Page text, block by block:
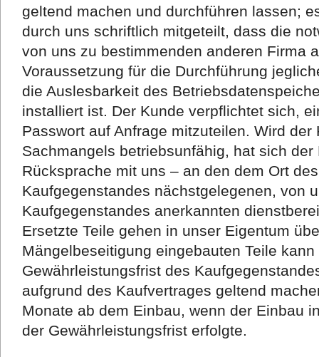
geltend machen und durchführen lassen;
durch uns schriftlich mitgeteilt, dass die
von uns zu bestimmenden anderen Firma
Voraussetzung für die Durchführung
die Auslesbarkeit des
installiert ist. Der Kunde verpflichtet sich,
Passwort auf Anfrage mitzuteilen. Wird
Sachmangels betriebsunfähig, hat sich
Rücksprache mit uns – an den dem Ort
Kaufgegenstandes nächstgelegenen, von
Kaufgegenstandes anerkannten
Ersetzte Teile gehen in unser Eigentum
Mängelbeseitigung eingebauten Teile
Gewährleistungsfrist des
aufgrund des Kaufvertrages geltend
Monate ab dem Einbau, wenn der Einbau
der Gewährleistungsfrist erfolgte.